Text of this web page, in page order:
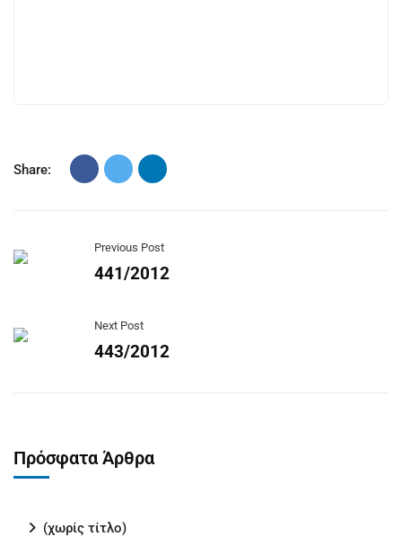
Share:
Previous Post
441/2012
Next Post
443/2012
Πρόσφατα Άρθρα
(χωρίς τίτλο)